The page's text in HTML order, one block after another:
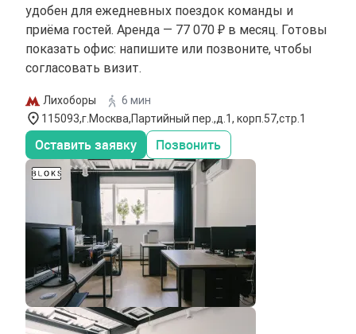
удобен для ежедневных поездок команды и
приёма гостей. Аренда — 77 070 ₽ в месяц. Готовы
показать офис: напишите или позвоните, чтобы
согласовать визит.
Лихоборы
6 мин
115093,г.Москва,Партийный пер.,д.1, корп.57,стр.1
Оставить заявку Позвонить